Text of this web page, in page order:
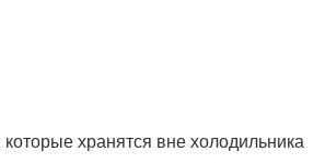
хранятся вне холодильника